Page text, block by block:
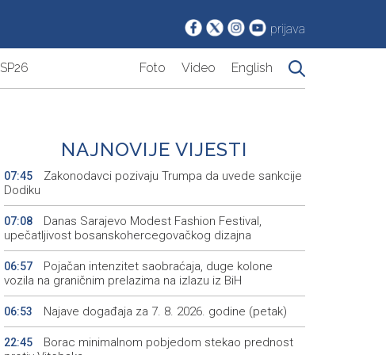
prijava
SP26 Foto Video English
NAJNOVIJE VIJESTI
07:45
Zakonodavci pozivaju Trumpa da uvede sankcije
Dodiku
07:08
Danas Sarajevo Modest Fashion Festival,
upečatljivost bosanskohercegovačkog dizajna
06:57
Pojačan intenzitet saobraćaja, duge kolone
vozila na graničnim prelazima na izlazu iz BiH
06:53 Najave događaja za 7. 8. 2026. godine (petak)
22:45
Borac minimalnom pobjedom stekao prednost